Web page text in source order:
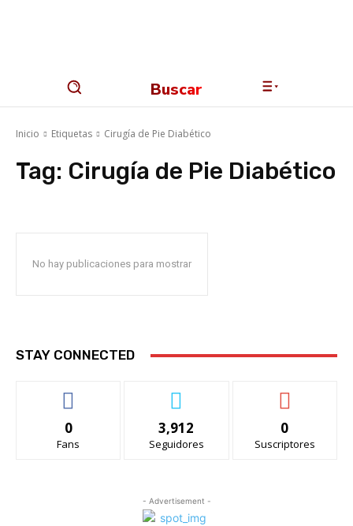
Buscar
Inicio Etiquetas Cirugía de Pie Diabético
Tag: Cirugía de Pie Diabético
No hay publicaciones para mostrar
STAY CONNECTED
0
Fans
3,912
Seguidores
0
Suscriptores
- Advertisement -